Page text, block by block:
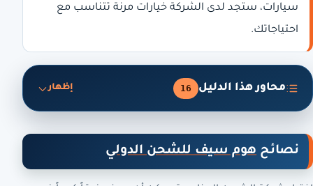
سيارات، ستجد لدى الشركة خيارات مرنة تتناسب مع
احتياجاتك.
محاور هذا الدليل 16 إظهار
نصائح هوم سيف للشحن الدولي